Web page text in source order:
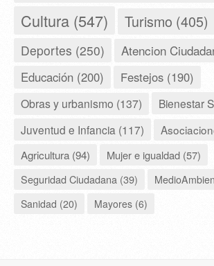
Cultura (547) Turismo (405)
Deportes (250) Atencion
Educación (200) Festejos (190)
Obras y urbanismo (137)
Bienestar
Juventud e Infancia (117)
Agricultura (94)
Mujer e igualdad (57)
Seguridad Ciudadana (39)
Sanidad (20)
Mayores (6)